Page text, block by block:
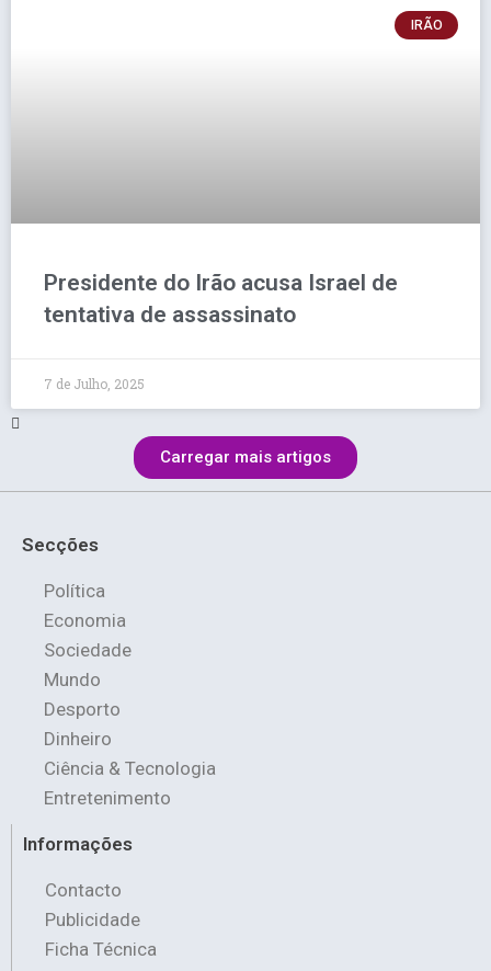
IRÃO
Presidente do Irão acusa Israel de
tentativa de assassinato
7 de Julho, 2025
Carregar mais artigos
Secções
Política
Economia
Sociedade
Mundo
Desporto
Dinheiro
Ciência & Tecnologia
Entretenimento
Informações
Contacto
Publicidade
Ficha Técnica